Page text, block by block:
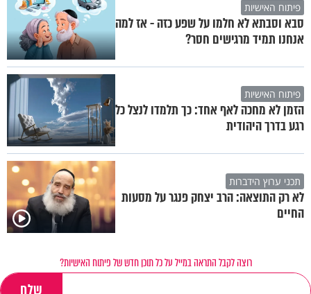
פיתוח האישיות
סבא וסבתא לא חלמו על שפע כזה - אז למה
אנחנו תמיד מרגישים חסר?
פיתוח האישיות
הזמן לא מחכה לאף אחד: כך תלמדו לנצל כל
רגע בדרך היהודית
תכני ערוץ הידברות
לא רק התוצאה: הרב יצחק פנגר על מסעות
החיים
רוצה לקבל התראה במייל על כל תוכן חדש של פיתוח האישיות?